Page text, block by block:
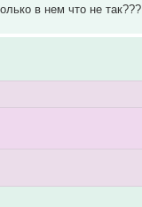
в нем что не так???